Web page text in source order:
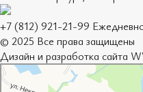
+7 (812) 921-21-99
© 2025 Все права защищены
Дизайн и разработка сайта